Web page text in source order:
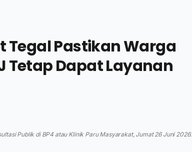
Tegal Pastikan Warga
Tetap Dapat Layanan
Publik di BP4 atau Klinik Paru Masyarakat, Jumat 26 Juni 2026.